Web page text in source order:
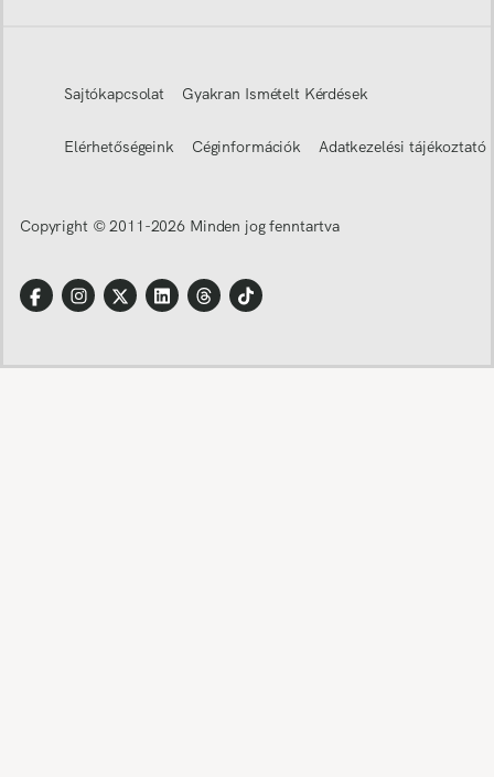
Sajtókapcsolat Gyakran Ismételt Kérdések
Elérhetőségeink Céginformációk Adatkezelési tájékoztató
Copyright © 2011-2026 Minden jog fenntartva